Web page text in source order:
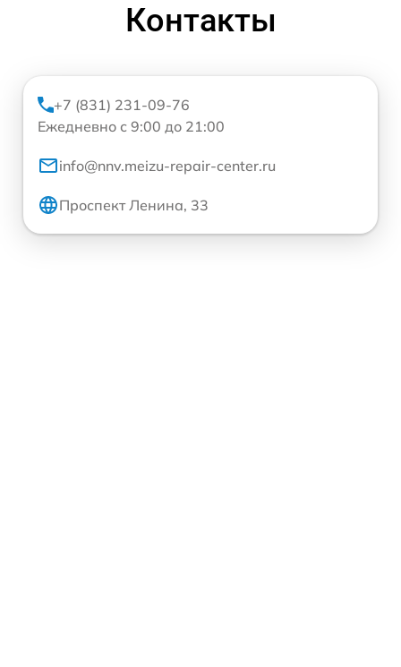
Контакты
+7 (831) 231-09-76
Ежедневно с 9:00 до 21:00
info@nnv.meizu-repair-center.ru
Проспект Ленина, 33